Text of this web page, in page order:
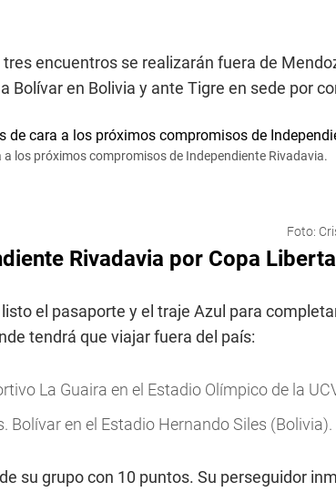
encuentros se realizarán fuera de
Bolívar en Bolivia y ante Tigre en sede por
los próximos compromisos de Independiente Rivadavia.
Foto:
Rivadavia por Copa
el pasaporte y el traje Azul para
tendrá que viajar fuera del país:
La Guaira en el Estadio Olímpico de la
Bolívar en el Estadio Hernando Siles (Bolivia).
su grupo con 10 puntos. Su perseguidor